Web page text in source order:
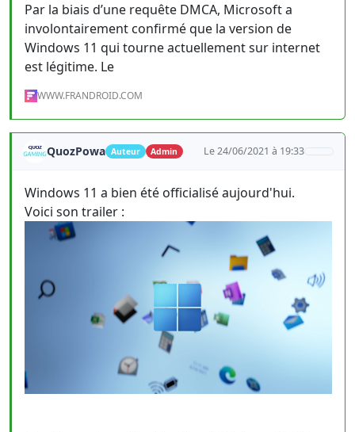
Par la biais d’une requête DMCA, Microsoft a
involontairement confirmé que la version de
Windows 11 qui tourne actuellement sur internet
est légitime. Le
WWW.FRANDROID.COM
QuozPowa Auteur Admin Le 24/06/2021 à 19:33
Windows 11 a bien été officialisé aujourd'hui.
Voici son trailer :